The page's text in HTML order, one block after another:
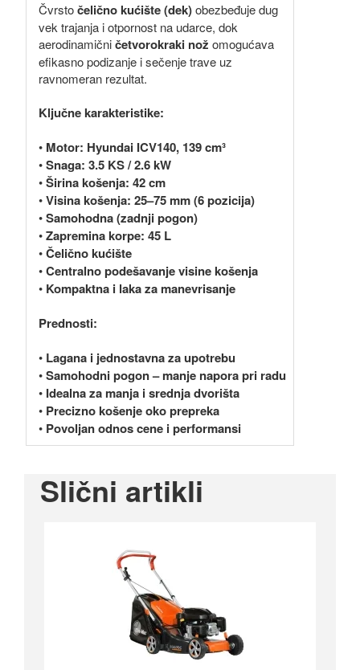
Čvrstočelično kućište (dek)obezbeđuje dug
vek trajanja i otpornost na udarce, dok
aerodinamičničetvorokraki nož omogućava
efikasno podizanje i sečenje trave uz
ravnomeran rezultat.
Ključne karakteristike:
• Motor: Hyundai ICV140, 139 cm³
•Snaga: 3.5 KS / 2.6 kW
•Širina košenja: 42 cm
•Visina košenja: 25–75 mm (6 pozicija)
•Samohodna (zadnji pogon)
•Zapremina korpe: 45 L
•Čelično kućište
•Centralno podešavanje visine košenja
• Kompaktna i laka za manevrisanje
Prednosti:
• Lagana i jednostavna za upotrebu
•Samohodni pogon – manje napora pri radu
• Idealna za manja i srednja dvorišta
• Precizno košenje oko prepreka
• Povoljan odnos cene i performansi
Slični artikli